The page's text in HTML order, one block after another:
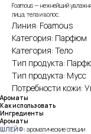
Foamous — нежнейший
лица, тела и волос.
Линия: Foamous
Категория: Парфюм
Категория: Тело
Тип продукта:
Тип продукта: Мусс
Потребности кожи:
Ароматы
Как использовать
Ингредиенты
Ароматы
ШЛЕЙФ: ароматические специи